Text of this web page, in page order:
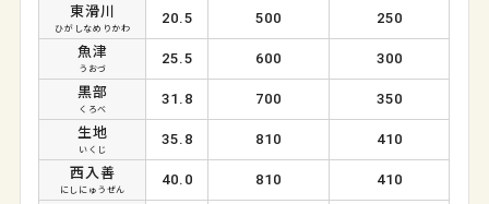
東滑川
ひがしなめりかわ
20.5 500 250
魚津
うおづ
25.5 600 300
黒部
くろべ
31.8 700 350
生地
いくじ
35.8 810 410
西入善
にしにゅうぜん
40.0 810 410